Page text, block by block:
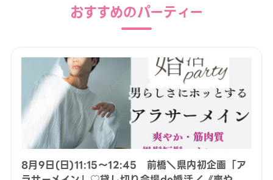
おすすめのパーティー
8月9日(日)11:15〜12:45 前橋＼県内初企画「ア